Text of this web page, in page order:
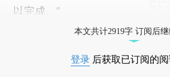
以完成。”
本文共计2919字 订阅后
登录 后获取已订阅的